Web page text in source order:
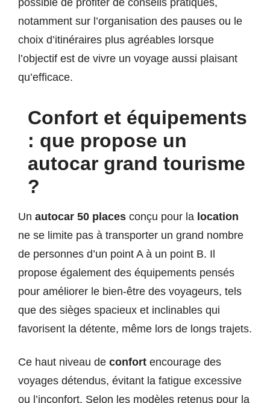
possible de profiter de conseils pratiques,
notamment sur l’organisation des pauses ou le
choix d’itinéraires plus agréables lorsque
l’objectif est de vivre un voyage aussi plaisant
qu’efficace.
Confort et équipements
: que propose un
autocar grand tourisme
?
Un autocar 50 places conçu pour la location
ne se limite pas à transporter un grand nombre
de personnes d’un point A à un point B. Il
propose également des équipements pensés
pour améliorer le bien-être des voyageurs, tels
que des sièges spacieux et inclinables qui
favorisent la détente, même lors de longs trajets.
Ce haut niveau de confort encourage des
voyages détendus, évitant la fatigue excessive
ou l’inconfort. Selon les modèles retenus pour la